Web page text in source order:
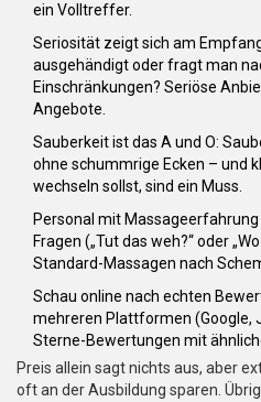
ein Volltreffer.
Seriosität zeigt sich am
ausgehändigt oder fragt man
Einschränkungen? Seriöse
Angebote.
Sauberkeit ist das A und O:
ohne schummrige Ecken – und
wechseln sollst, sind ein Muss.
Personal mit
Fragen („Tut das weh?“ oder
Standard-Massagen nach
Schau online nach echten
mehreren Plattformen (Google,
Sterne-Bewertungen mit
Preis allein sagt nichts aus, aber
oft an der Ausbildung sparen.